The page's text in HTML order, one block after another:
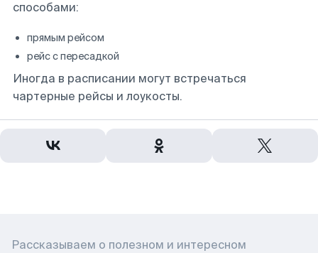
способами:
прямым рейсом
рейс с пересадкой
Иногда в расписании могут встречаться
чартерные рейсы и лоукосты.
Рассказываем о полезном и интересном